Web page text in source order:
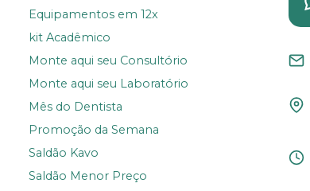
Equipamentos em 12x
kit Acadêmico
Monte aqui seu Consultório
Monte aqui seu Laboratório
Mês do Dentista
Promoção da Semana
Saldão Kavo
Saldão Menor Preço